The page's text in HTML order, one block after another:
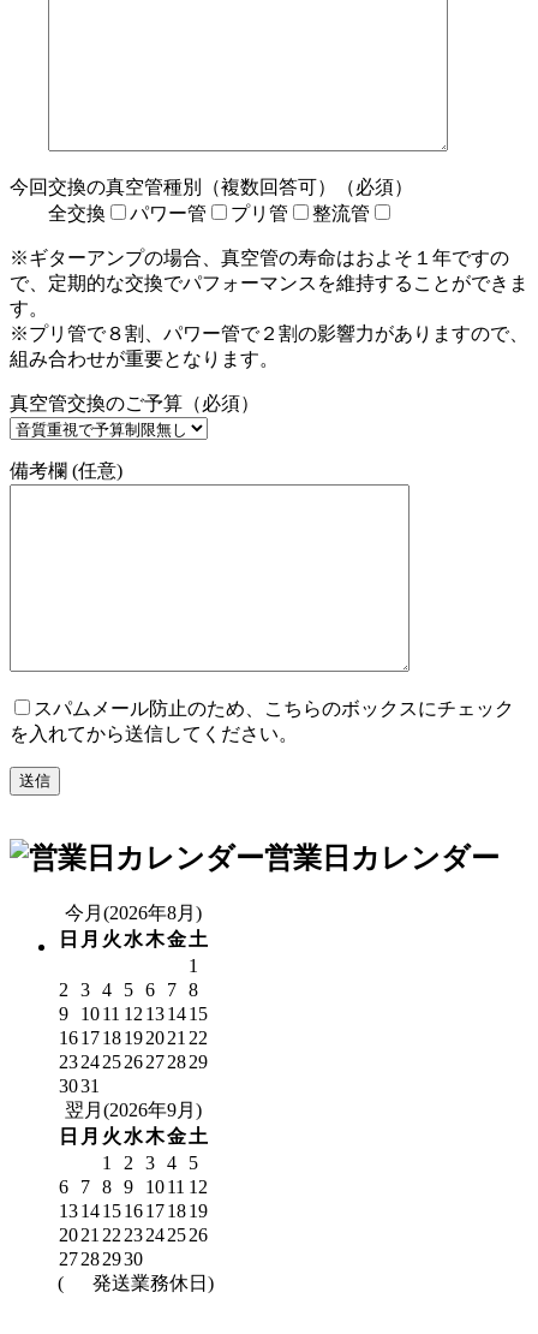
今回交換の真空管種別（複数回答可）（必須）
全交換
パワー管 プリ管 整流管
※ギターアンプの場合、真空管の寿命はおよそ１年ですの
で、定期的な交換でパフォーマンスを維持することができま
す。
※プリ管で８割、パワー管で２割の影響力がありますので、
組み合わせが重要となります。
真空管交換のご予算（必須）
備考欄 (任意)
スパムメール防止のため、こちらのボックスにチェック
を入れてから送信してください。
営業日カレンダー
今月(2026年8月)
日 月 火 水木金土
1
2
3 4 5 6 7 8
9
1011 12 131415
161718192021 22
23242526272829
3031
翌月(2026年9月)
日 月 火 水木金土
1
2 3 4
5
6
7 8 9 1011 12
13141516171819
2021 22 23242526
27282930
(
発送業務休日)